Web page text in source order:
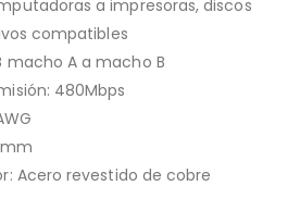
a impresoras, discos
compatibles
macho A a macho B
480Mbps
Acero revestido de cobre